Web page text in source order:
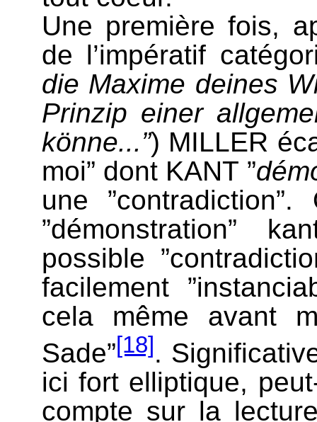
Une première fois,
de l’impératif
die Maxime deines
Prinzip einer
könne...”) MILLER
moi” dont KANT ”
une
”démonstration”
possible
facilement
cela même avant
Sade”[18] .
ici fort elliptique,
compte sur la